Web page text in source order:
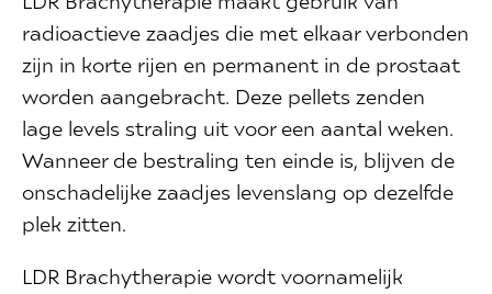
radioactieve zaadjes die met elkaar verbonden
zijn in korte rijen en permanent in de prostaat
worden aangebracht. Deze pellets zenden
lage levels straling uit voor een aantal weken.
Wanneer de bestraling ten einde is, blijven de
onschadelijke zaadjes levenslang op dezelfde
plek zitten.
LDR Brachytherapie wordt voornamelijk